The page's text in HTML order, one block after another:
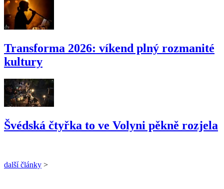
Transforma 2026: víkend plný rozmanité
kultury
Švédská čtyřka to ve Volyni pěkně rozjela
další články >